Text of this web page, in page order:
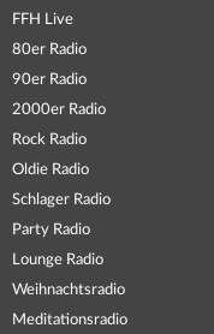
FFH Live
80er Radio
90er Radio
2000er Radio
Rock Radio
Oldie Radio
Schlager Radio
Party Radio
Lounge Radio
Weihnachtsradio
Meditationsradio